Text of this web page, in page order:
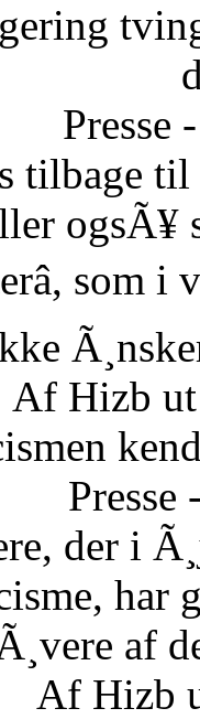
Presse
tilbage
ogsÃ¥
Af Hizb
der i
har
af
Af Hizb